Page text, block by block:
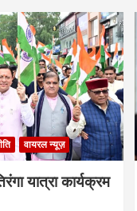
वायरल न्यूज़
यात्रा कार्यक्रम